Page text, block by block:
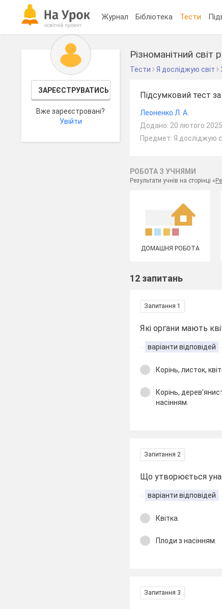
Журнал Бібліотека Тести
ЗАРЕЄСТРУВАТИСЬ
Вже зареєстровані?
Увійти
Різноманітний
Тести Я досліджую світ
Підсумковий тест
Леоненко Л. А.
Додано: 20 лютого 2025
Предмет: Я досліджую
РОБОТА З УЧНЯМИ
Результати учнів на сторінці «
ДОМАШНЯ РОБОТА
12 запитань
Запитання 1
Які органи мають
варіанти відповідей
Корінь, листок,
Корінь,
насінням.
Запитання 2
Що утворюється
варіанти відповідей
Квітка.
Плоди з насінням.
Запитання 3